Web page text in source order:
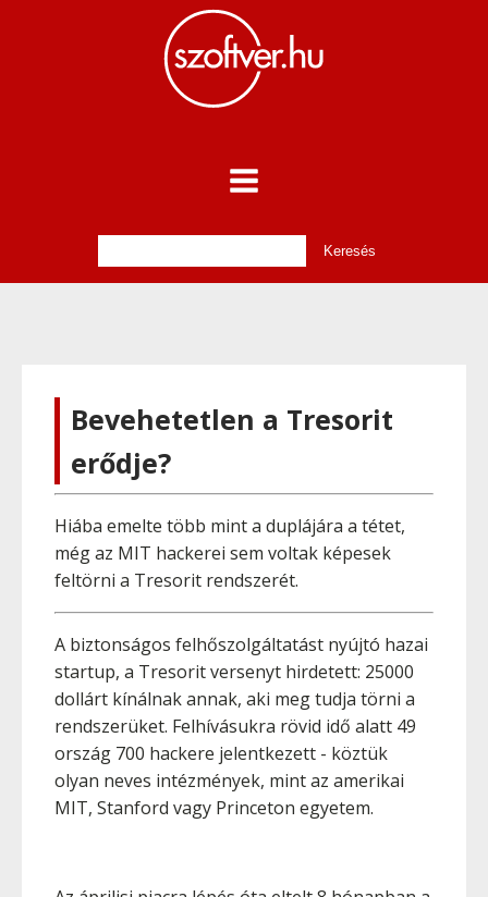
Bevehetetlen a Tresorit
erődje?
Hiába emelte több mint a duplájára a tétet,
még az MIT hackerei sem voltak képesek
feltörni a Tresorit rendszerét.
A biztonságos felhőszolgáltatást nyújtó hazai
startup, a Tresorit versenyt hirdetett: 25000
dollárt kínálnak annak, aki meg tudja törni a
rendszerüket. Felhívásukra rövid idő alatt 49
ország 700 hackere jelentkezett - köztük
olyan neves intézmények, mint az amerikai
MIT, Stanford vagy Princeton egyetem.